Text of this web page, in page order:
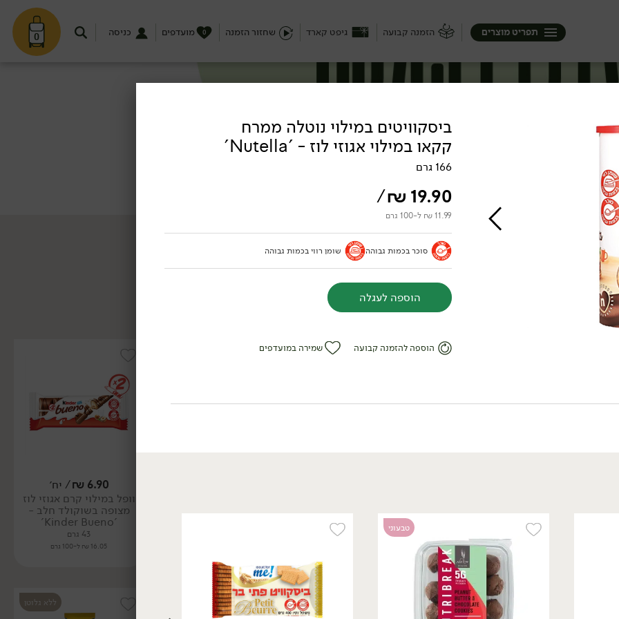
0 הזמנה קבועה גיפט קארד שחזור הזמנה מועדפים 0 כניסה תפריט מוצרים
6.90
₪/ יח׳
וופל במילוי קרם אגוזי לוז
מצופה בשוקולד חלב -
'Kinder Bueno'
43 גרם
16.05 ₪ ל-100 גרם
ללא גלוטן ללא גלוטן
ביסקוויטים במילוי נוטלה ממרח
קקאו במילוי אגוזי לוז - 'Nutella'
166 גרם
19.90
₪
/
11.99 ₪ ל-100 גרם
סוכר בכמות גבוהה שומן רווי בכמות גבוהה
הוספה לעגלה
הוספה להזמנה קבועה שמירה במועדפים
טבעוני